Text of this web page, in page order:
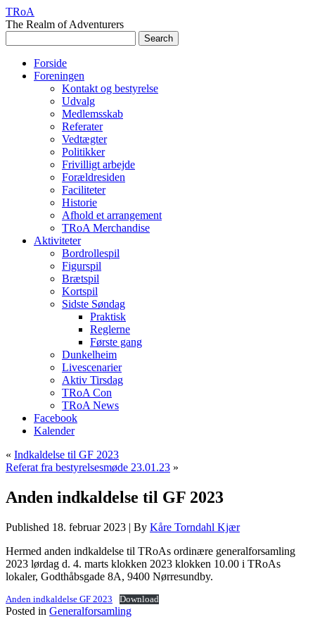
TRoA
The Realm of Adventurers
Forside
Foreningen
Kontakt og bestyrelse
Udvalg
Medlemsskab
Referater
Vedtægter
Politikker
Frivilligt arbejde
Forældresiden
Faciliteter
Historie
Afhold et arrangement
TRoA Merchandise
Aktiviteter
Bordrollespil
Figurspil
Brætspil
Kortspil
Sidste Søndag
Praktisk
Reglerne
Første gang
Dunkelheim
Livescenarier
Aktiv Tirsdag
TRoA Con
TRoA News
Facebook
Kalender
« Indkaldelse til GF 2023
Referat fra bestyrelsesmøde 23.01.23 »
Anden indkaldelse til GF 2023
Published 18. februar 2023 | By Kåre Torndahl Kjær
Hermed anden indkaldelse til TRoAs ordinære generalforsamling
2023 lørdag d. 4. marts klokken 2023 klokken 10.00 i TRoAs
lokaler, Godthåbsgade 8A, 9400 Nørresundby.
Anden indkaldelse GF 2023 Download
Posted in Generalforsamling